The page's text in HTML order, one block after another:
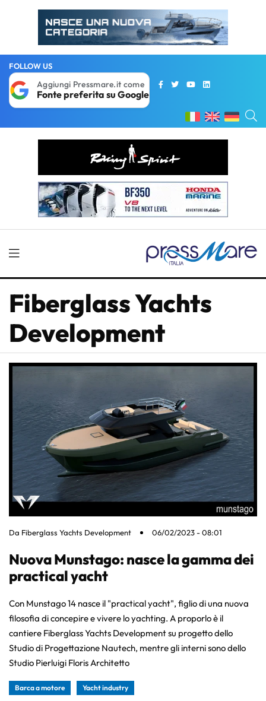
FOLLOW US
Aggiungi Pressmare.it come
Fonte preferita su Google
Fiberglass Yachts
Development
Da Fiberglass Yachts Development 06/02/2023 - 08:01
Nuova Munstago: nasce la gamma dei
practical yacht
Con Munstago 14 nasce il "practical yacht", figlio di una nuova
filosofia di concepire e vivere lo yachting. A proporlo è il
cantiere Fiberglass Yachts Development su progetto dello
Studio di Progettazione Nautech, mentre gli interni sono dello
Studio Pierluigi Floris Architetto
Barca a motore Yacht industry